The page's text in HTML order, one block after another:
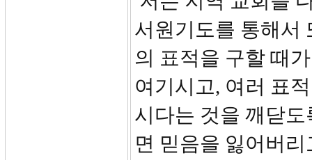
서원기도를 통해서
의 표적을 구할 때
여기시고, 여러 표
시다는 것을 깨닫
면 믿음을 잃어버